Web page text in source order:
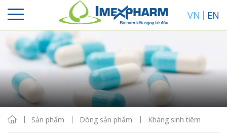
VN EN
Sản phẩm Dòng sản phẩm Kháng sinh tiêm
Sắp xếp
Hiển thị